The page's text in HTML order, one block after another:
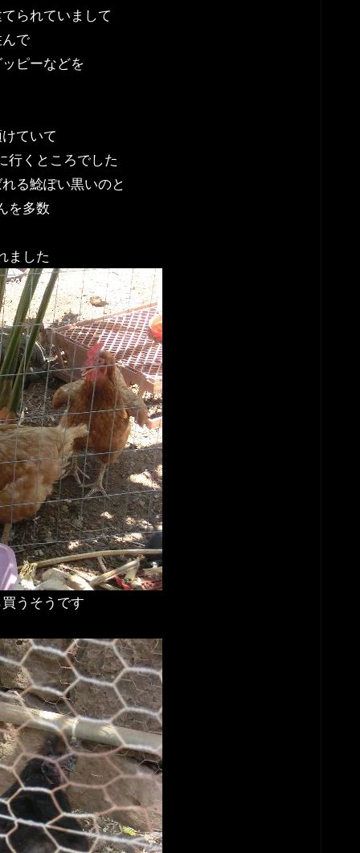
られていまして
で
ピーなどを
ていて
行くところでした
る鯰ぽい黒いのと
を多数
ました
うそうです